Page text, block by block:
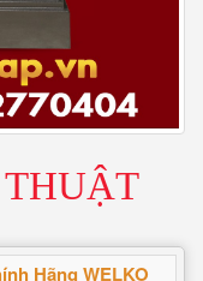
Hãng WELKO